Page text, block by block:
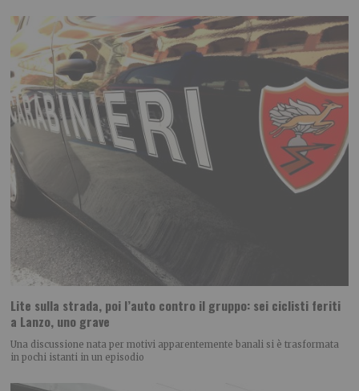
Lite sulla strada, poi l’auto contro il gruppo: sei ciclisti feriti
a Lanzo, uno grave
Una discussione nata per motivi apparentemente banali si è trasformata
in pochi istanti in un episodio